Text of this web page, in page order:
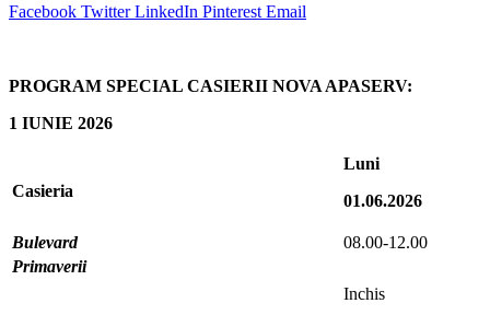
Facebook Twitter LinkedIn Pinterest Email
PROGRAM SPECIAL CASIERII NOVA APASERV:
1 IUNIE 2026
Casieria
Luni
01.06.2026
Bulevard
08.00-12.00
Primaverii
Inchis